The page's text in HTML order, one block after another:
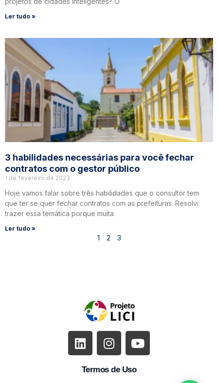
Ler tudo »
3 habilidades necessárias para você fechar
contratos com o gestor público
1 de fevereiro de 2023
Hoje vamos falar sobre três habilidades que o consultor tem
que ter se quer fechar contratos com as prefeituras. Resolvi
trazer essa temática porque muita
Ler tudo »
1 2 3
Termos de Uso